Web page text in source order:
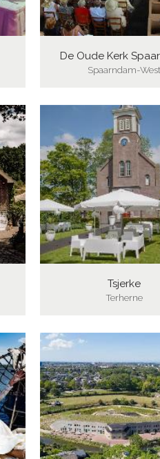
De Oude Kerk
Spaarndam-West
Tsjerke
Terherne